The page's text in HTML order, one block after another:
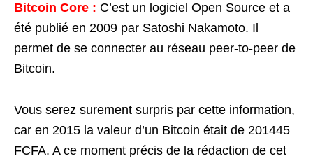
Bitcoin Core : C’est un logiciel Open Source et a
été publié en 2009 par Satoshi Nakamoto. Il
permet de se connecter au réseau peer-to-peer de
Bitcoin.
Vous serez surement surpris par cette information,
car en 2015 la valeur d’un Bitcoin était de 201445
FCFA. A ce moment précis de la rédaction de cet